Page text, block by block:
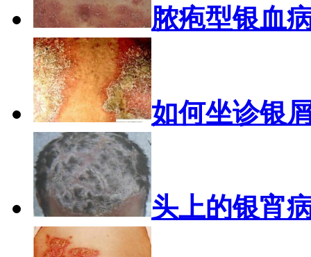
脓疱型银血
如何坐诊银
头上的银宵